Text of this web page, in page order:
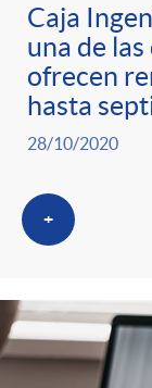
Caja
una de
ofrecen
hasta
28/10/2020
+